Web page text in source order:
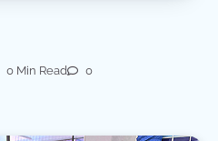
0 Min Read 0